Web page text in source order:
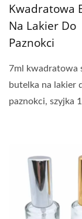
Kwadratowa
Na Lakier Do
Paznokci
7ml kwadratowa
butelka na lakier
paznokci, szyjka